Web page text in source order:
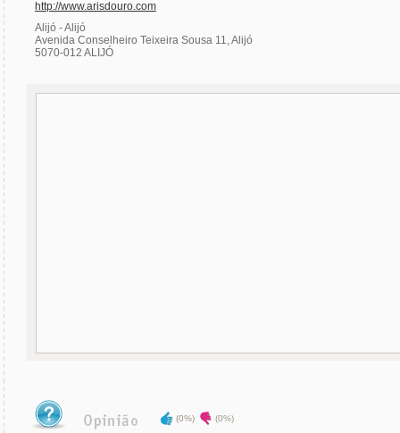
http://www.arisdouro.com
Alijó - Alijó
Avenida Conselheiro Teixeira Sousa 11, Alijó
5070-012 ALIJÓ
(0%) (0%)